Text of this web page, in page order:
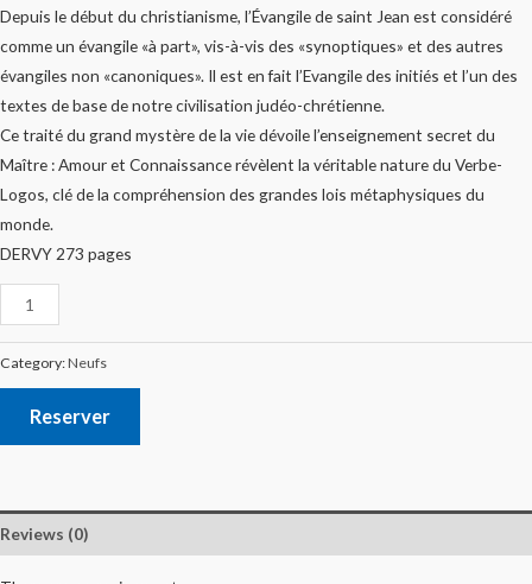
Depuis le début du christianisme, l’Évangile de saint Jean est considéré
comme un évangile «à part», vis-à-vis des «synoptiques» et des autres
évangiles non «canoniques». Il est en fait l’Evangile des initiés et l’un des
textes de base de notre civilisation judéo-chrétienne.
Ce traité du grand mystère de la vie dévoile l’enseignement secret du
Maître : Amour et Connaissance révèlent la véritable nature du Verbe-
Logos, clé de la compréhension des grandes lois métaphysiques du
monde.
DERVY 273 pages
Category:Neufs
Reserver
Reviews (0)